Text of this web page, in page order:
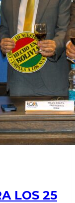
LOS 25